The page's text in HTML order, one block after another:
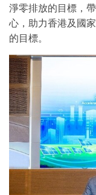
淨零排放的目標，
心，助力香港及國
的目標。